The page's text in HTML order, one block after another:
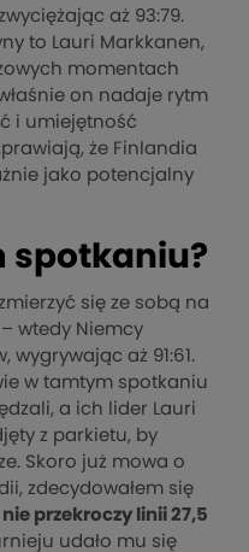
aż 93:79.
to Lauri Markkanen,
momentach
on nadaje rytm
i umiejętność
że Finlandia
jako potencjalny
spotkaniu?
się ze sobą na
wtedy Niemcy
aż 91:61.
w tamtym spotkaniu
a ich lider Lauri
z parkietu, by
Skoro już mowa o
zdecydowałem się
przekroczy linii 27,5
udało mu się